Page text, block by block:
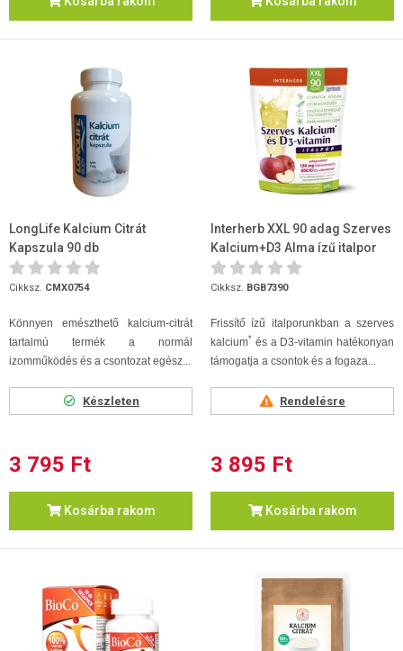
LongLife Kalcium Citrát
Kapszula 90 db
Cikksz. CMX0754
Könnyen emészthető kalcium-citrát
tartalmú termék a normál
izomműködés és a csontozat egész...
Készleten
3 795 Ft
Kosárba rakom
Interherb XXL 90 adag Szerves
Kalcium+D3 Alma ízű italpor
270 g
Cikksz. BGB7390
Frissítő ízű italporunkban a szerves
kalcium* és a D3-vitamin hatékonyan
támogatja a csontok és a fogaza...
Rendelésre
3 895 Ft
Kosárba rakom